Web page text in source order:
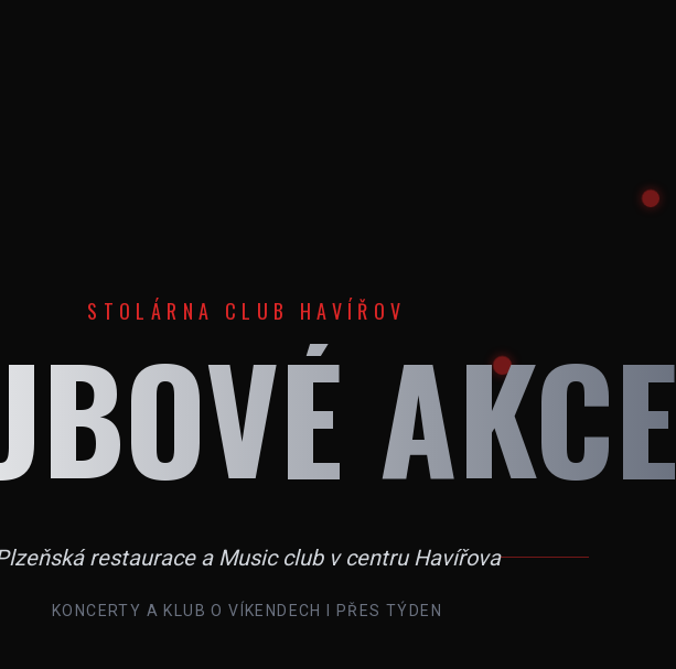
STOLÁRNA CLUB HAVÍŘOVAKCE
restaurace a Music club v centru Havířova
KONCERTY A KLUB O VÍKENDECH I PŘES TÝDEN